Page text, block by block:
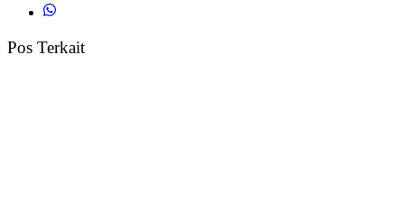
Pos Terkait